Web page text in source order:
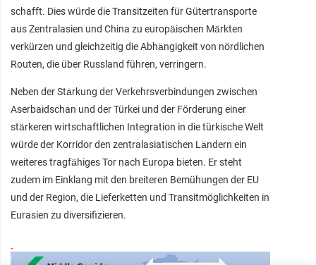
schafft. Dies würde die Transitzeiten für Gütertransporte
aus Zentralasien und China zu europäischen Märkten
verkürzen und gleichzeitig die Abhängigkeit von nördlichen
Routen, die über Russland führen, verringern.
Neben der Stärkung der Verkehrsverbindungen zwischen
Aserbaidschan und der Türkei und der Förderung einer
stärkeren wirtschaftlichen Integration in die türkische Welt
würde der Korridor den zentralasiatischen Ländern ein
weiteres tragfähiges Tor nach Europa bieten. Er steht
zudem im Einklang mit den breiteren Bemühungen der EU
und der Region, die Lieferketten und Transitmöglichkeiten in
Eurasien zu diversifizieren.